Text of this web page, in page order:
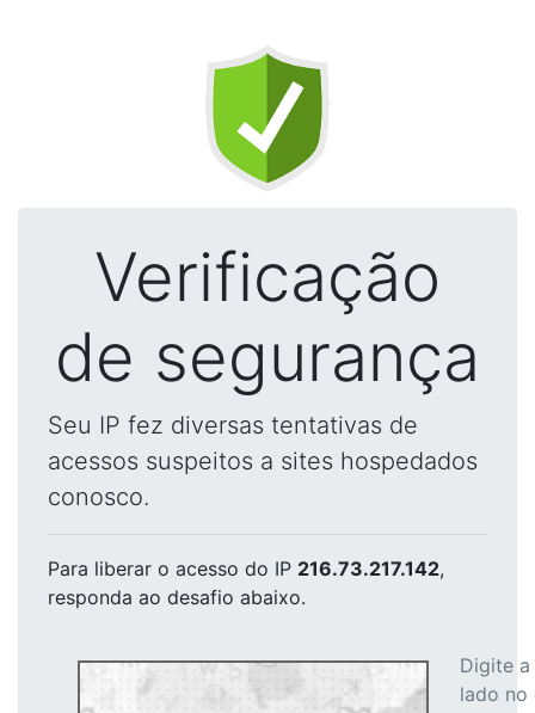
Verificação
de segurança
Seu IP fez diversas tentativas de
acessos suspeitos a sites hospedados
conosco.
Para liberar o acesso do IP 216.73.217.142,
responda ao desafio abaixo.
Digite
lado no